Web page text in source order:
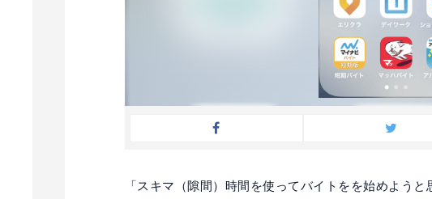
「スキマ（隙間）時間を使ってバイトをを始めよう